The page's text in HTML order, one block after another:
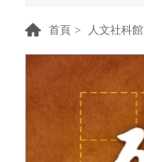
首頁 > 人文社科館